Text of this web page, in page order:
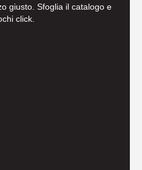
giusto. Sfoglia il catalogo e
click.